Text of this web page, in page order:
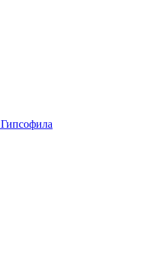
Гипсофила